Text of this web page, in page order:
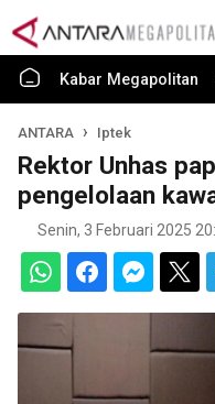
Kabar Megapolitan
ANTARA Iptek
Rektor Unhas
pengelolaan
Senin, 3 Februari 2025